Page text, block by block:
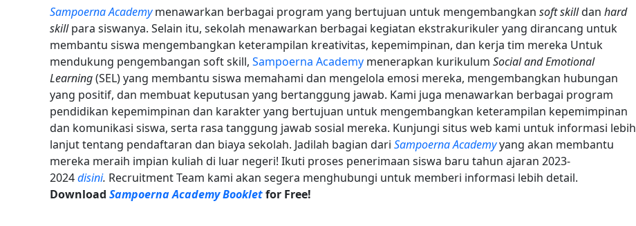
Sampoerna Academymenawarkan berbagai program yang bertujuan untuk mengembangkan soft skilldan hard
skillpara siswanya. Selain itu, sekolah menawarkan berbagai kegiatan ekstrakurikuler yang dirancang untuk
membantu siswa mengembangkan keterampilan kreativitas, kepemimpinan, dan kerja tim mereka Untuk
mendukung pengembangan soft skill, Sampoerna Academy menerapkan kurikulum Social and Emotional
Learning(SEL) yang membantu siswa memahami dan mengelola emosi mereka, mengembangkan hubungan
yang positif, dan membuat keputusan yang bertanggung jawab. Kami juga menawarkan berbagai program
pendidikan kepemimpinan dan karakter yang bertujuan untuk mengembangkan keterampilan kepemimpinan
dan komunikasi siswa, serta rasa tanggung jawab sosial mereka. Kunjungi situs web kami untuk informasi lebih
lanjut tentang pendaftaran dan biaya sekolah. Jadilah bagian dari Sampoerna Academyyang akan membantu
mereka meraih impian kuliah di luar negeri! Ikuti proses penerimaan siswa baru tahun ajaran 2023-
2024disini. Recruitment Team kami akan segera menghubungi untuk memberi informasi lebih detail.
Download Sampoerna Academy Bookletfor Free!